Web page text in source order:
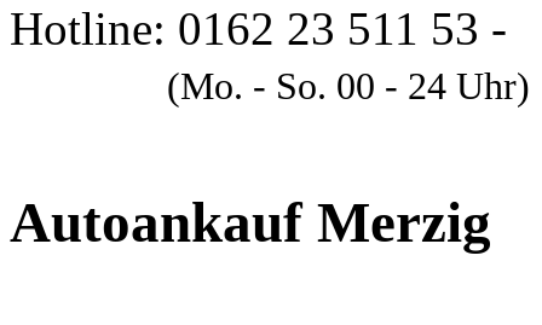
Hotline: 0162 23 511 53 -
(Mo. - So. 00 - 24 Uhr)
Autoankauf Merzig